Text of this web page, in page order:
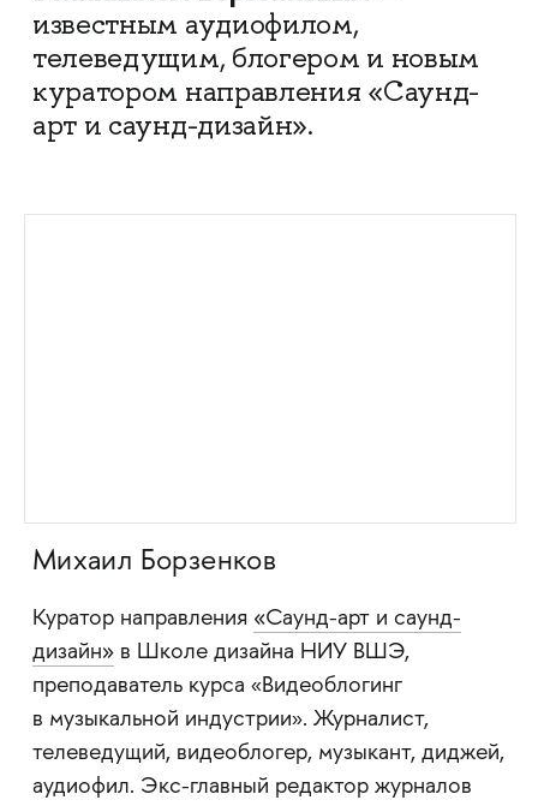
известным аудиофилом,
телеведущим, блогером и новым
куратором направления «Саунд-
арт и саунд-дизайн».
Михаил Борзенков
Куратор направления «Саунд-арт и саунд-
дизайн»в Школе дизайна НИУ ВШЭ,
преподаватель курса «Видеоблогинг
в музыкальной индустрии». Журналист,
телеведущий, видеоблогер, музыкант, диджей,
аудиофил. Экс-главный редактор журналов